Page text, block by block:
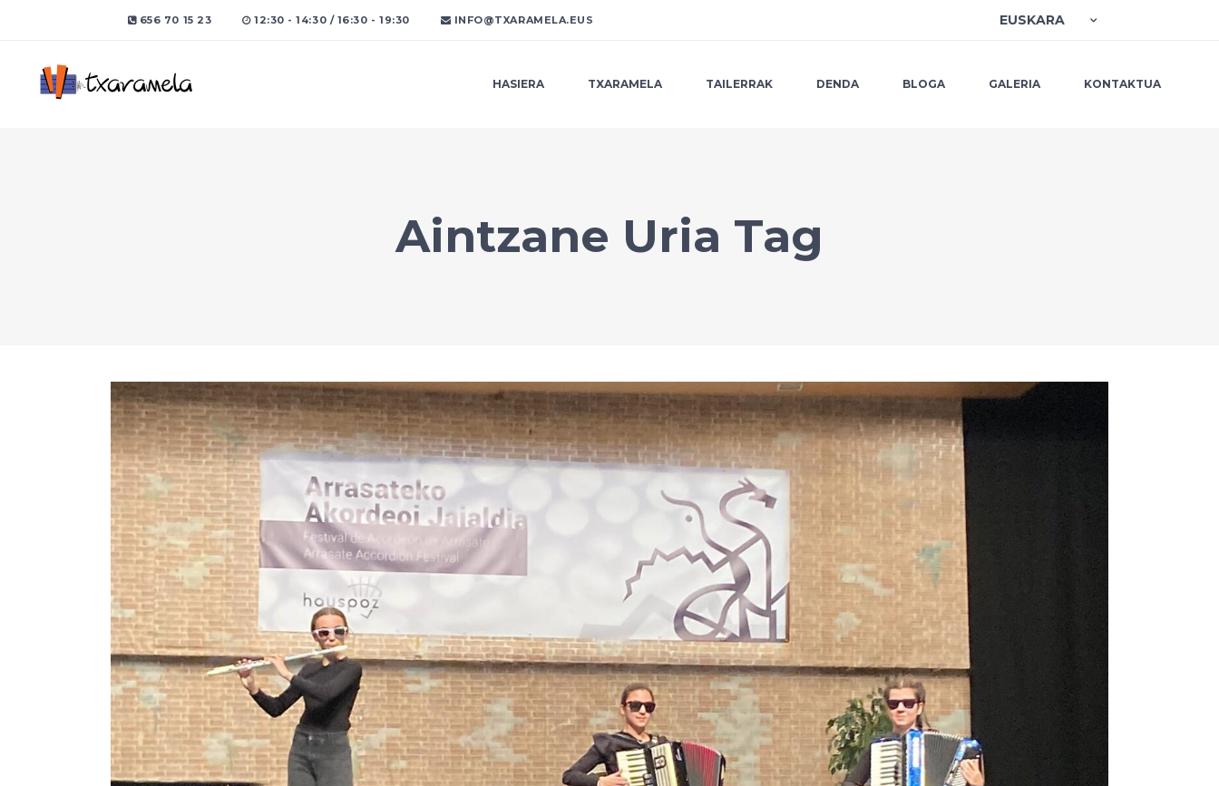
656 70 15 23 12:30 - 14:30 / 16:30 - 19:30 INFO@TXARAMELA.EUS EUSKARA
HASIERA TXARAMELA TAILERRAK DENDA BLOGA GALERIA KONTAKTUA
Aintzane Uria Tag